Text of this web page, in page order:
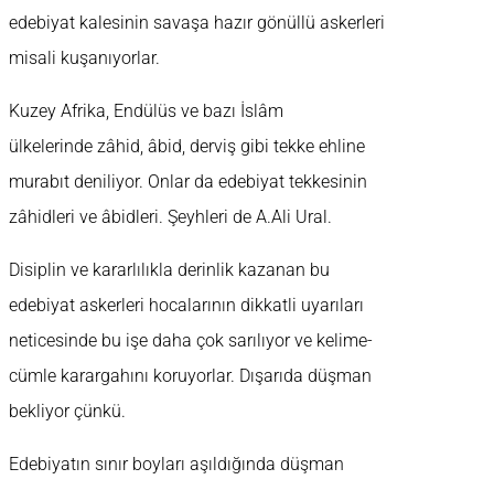
edebiyat kalesinin savaşa hazır gönüllü askerleri
misali kuşanıyorlar.
Kuzey Afrika, Endülüs ve bazı İslâm
ülkelerinde zâhid, âbid, derviş gibi tekke ehline
murabıt deniliyor. Onlar da edebiyat tekkesinin
zâhidleri ve âbidleri. Şeyhleri de A.Ali Ural.
Disiplin ve kararlılıkla derinlik kazanan bu
edebiyat askerleri hocalarının dikkatli uyarıları
neticesinde bu işe daha çok sarılıyor ve kelime-
cümle karargahını koruyorlar. Dışarıda düşman
bekliyor çünkü.
Edebiyatın sınır boyları aşıldığında düşman